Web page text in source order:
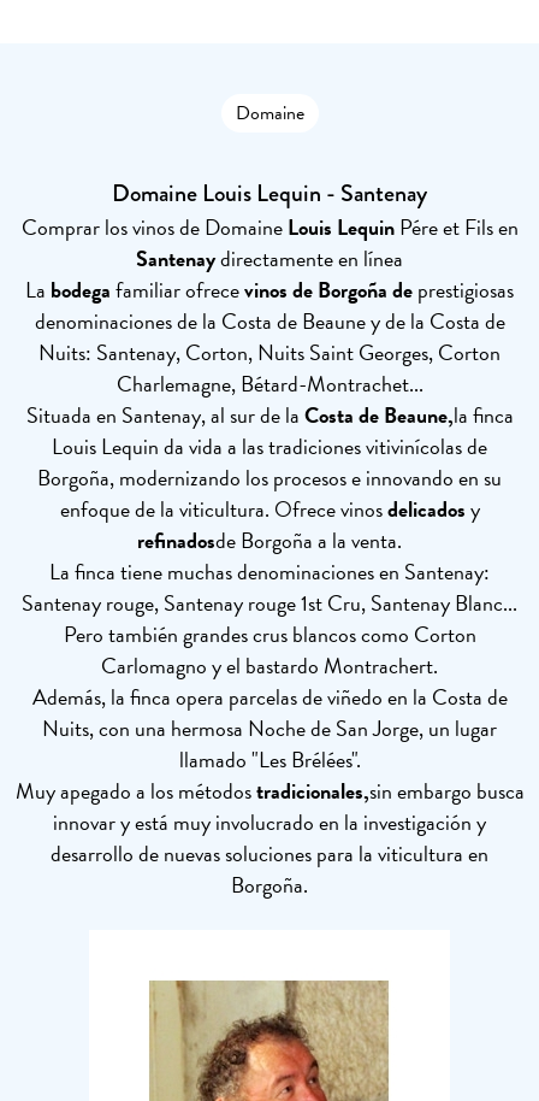
Domaine
Domaine Louis Lequin - Santenay
Comprar los vinos de DomaineLouis LequinPére et Fils en
Santenaydirectamente en línea
La bodegafamiliar ofrecevinos de Borgoña deprestigiosas
denominaciones de la Costa de Beaune y de la Costa de
Nuits: Santenay, Corton, Nuits Saint Georges, Corton
Charlemagne, Bétard-Montrachet...
Situada en Santenay, al sur de laCosta de Beaune,la finca
Louis Lequin da vida a las tradiciones vitivinícolas de
Borgoña, modernizando los procesos e innovando en su
enfoque de la viticultura. Ofrece vinosdelicadosy
refinadosde Borgoña a la venta.
La finca tiene muchas denominaciones en Santenay:
Santenay rouge, Santenay rouge 1st Cru, Santenay Blanc...
Pero también grandes crus blancos como Corton
Carlomagno y el bastardo Montrachert.
Además, la finca opera parcelas de viñedo en la Costa de
Nuits, con una hermosa Noche de San Jorge, un lugar
llamado "Les Brélées".
Muy apegado a los métodostradicionales,sin embargo busca
innovar y está muy involucrado en la investigación y
desarrollo de nuevas soluciones para la viticultura en
Borgoña.